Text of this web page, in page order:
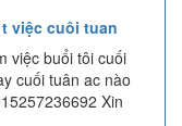
việc cuôi tuan
việc buổi tôi cuối
cuối tuân ac nào
Xin